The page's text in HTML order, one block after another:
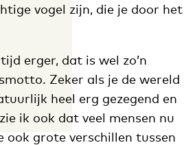
vogel zijn, die je door het
erger, dat is wel zo’n
Zeker als je de wereld
heel erg gezegend en
ik ook dat veel mensen nu
ook grote verschillen tussen